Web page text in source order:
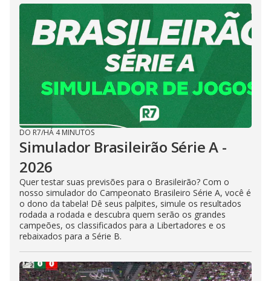
DO R7/HÁ 4 MINUTOS
Simulador Brasileirão Série A -
2026
Quer testar suas previsões para o Brasileirão? Com o
nosso simulador do Campeonato Brasileiro Série A, você é
o dono da tabela! Dê seus palpites, simule os resultados
rodada a rodada e descubra quem serão os grandes
campeões, os classificados para a Libertadores e os
rebaixados para a Série B.